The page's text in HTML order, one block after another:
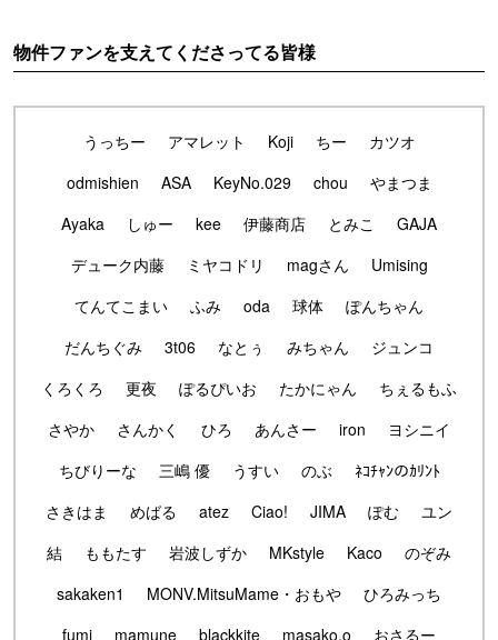
物件ファンを支えてくださってる皆様
うっちー アマレット Koji ちー
カツオ
odmishien
ASA KeyNo.029 chou
やまつま
Ayaka
しゅー kee 伊藤商店 とみこ
GAJA
デューク内藤
ミヤコドリ magさん
Umising
てんてこまい
ふみ oda 球体
ぽんちゃん
だんちぐみ
3t06 なとぅ みちゃん
ジュンコ
くろくろ
更夜 ぽるぴいお たかにゃん
ちぇるもふ
さやか
さんかく ひろ あんさー iron
ヨシニイ
ちびりーな
三嶋 優 うすい のぶ
ﾈｺﾁｬﾝのｶﾘﾝﾄ
さきはま
めばる atez Ciao! JIMA ぽむ
ユン
結
ももたす 岩波しずか MKstyle Kaco
のぞみ
sakaken1
MONV.MitsuMame・おもや
ひろみっち
fumi
mamune blackkite masako.o
おさるー